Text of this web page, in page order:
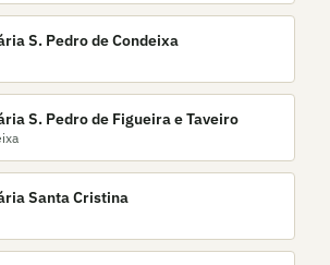
S. Pedro de Condeixa
S. Pedro de Figueira e Taveiro
Santa Cristina